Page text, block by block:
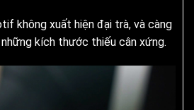
không xuất hiện đại trà, và càng
kích thước thiếu cân xứng.